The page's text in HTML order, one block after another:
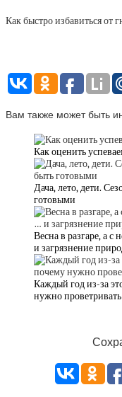
Как быстро избавиться от
Вам также может быть
Как оценить
Дача, лето, дети.
готовыми
Весна в разгаре, а
и загрязнение
Каждый год из-за
нужно